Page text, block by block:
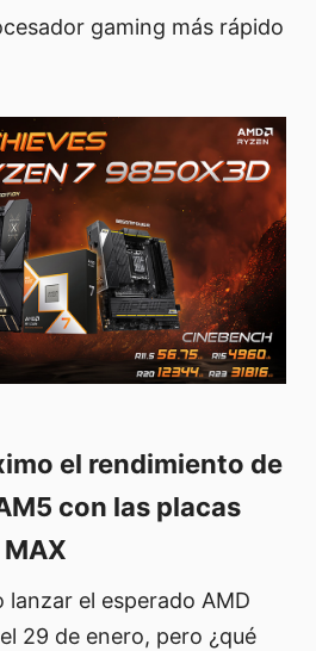
gaming más rápido
el rendimiento de
con las placas
MAX
el esperado AMD
29 de enero, pero ¿qué